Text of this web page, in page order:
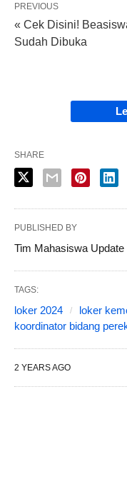
PREVIOUS
« Cek Disini!
Sudah Dibuka
SHARE
PUBLISHED BY
Tim Mahasiswa Update
TAGS:
loker 2024 loker
koordinator bidang
2 YEARS AGO